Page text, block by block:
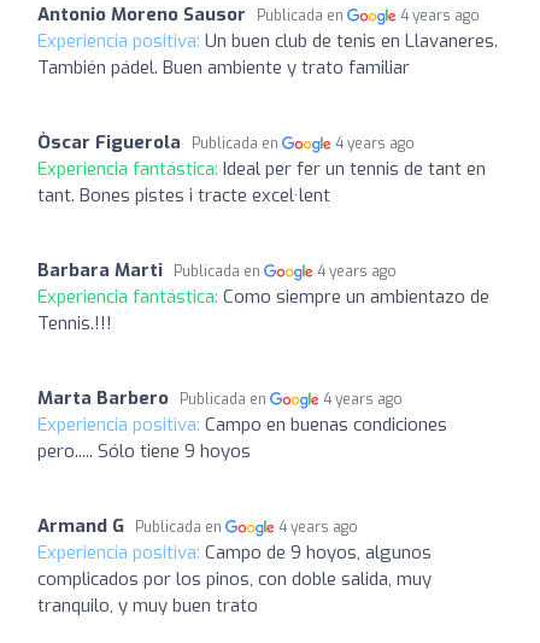
Antonio Moreno Sausor Publicada en 4 years ago
Experiencia positiva: Un buen club de tenis en Llavaneres.
También pádel. Buen ambiente y trato familiar
Òscar Figuerola Publicada en 4 years ago
Experiencia fantástica: Ideal per fer un tennis de tant en
tant. Bones pistes i tracte excel·lent
Barbara Marti Publicada en 4 years ago
Experiencia fantástica: Como siempre un ambientazo de
Tennis.!!!
Marta Barbero Publicada en 4 years ago
Experiencia positiva: Campo en buenas condiciones
pero..... Sólo tiene 9 hoyos
Armand G Publicada en 4 years ago
Experiencia positiva: Campo de 9 hoyos, algunos
complicados por los pinos, con doble salida, muy
tranquilo, y muy buen trato